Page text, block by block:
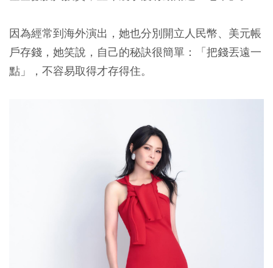
因為經常到海外演出，她也分別開立人民幣、美元帳
戶存錢，她笑說，自己的秘訣很簡單：「把錢丟遠一
點」，不容易取得才存得住。